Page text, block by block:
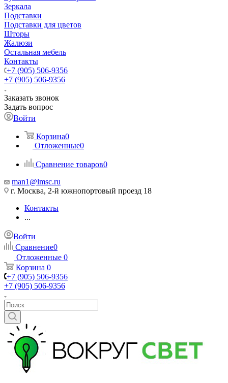
Зеркала
Подставки
Подставки для цветов
Шторы
Жалюзи
Остальная мебель
Контакты
+7 (905) 506-9356
+7 (905) 506-9356
Заказать звонок
Задать вопрос
Войти
Корзина0
Отложенные0
Сравнение товаров0
man1@lmsc.ru
г. Москва, 2-й южнопортовый проезд 18
Контакты
...
Войти
Сравнение0
Отложенные 0
Корзина 0
+7 (905) 506-9356
+7 (905) 506-9356